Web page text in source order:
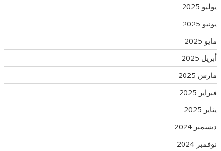
يوليو 2025
يونيو 2025
مايو 2025
أبريل 2025
مارس 2025
فبراير 2025
يناير 2025
ديسمبر 2024
نوفمبر 2024